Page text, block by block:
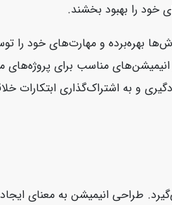
خود را بهبود بخشند.
بهره‌برده و مهارت‌های خود را
مناسب برای پروژه‌های
و به اشتراک‌گذاری ابتکارات
طراحی انیمیشن به معنای